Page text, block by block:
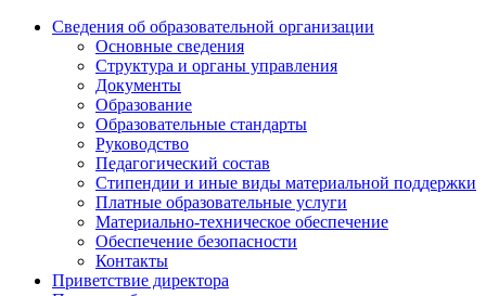
Сведения об образовательной организации
Основные сведения
Структура и органы управления
Документы
Образование
Образовательные стандарты
Руководство
Педагогический состав
Стипендии и иные виды материальной поддержки
Платные образовательные услуги
Материально-техническое обеспечение
Обеспечение безопасности
Контакты
Приветствие директора